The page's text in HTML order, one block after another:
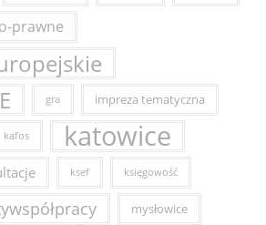
prawne
gra impreza tematyczna
kafos katowice
ksef księgowość
mysłowice